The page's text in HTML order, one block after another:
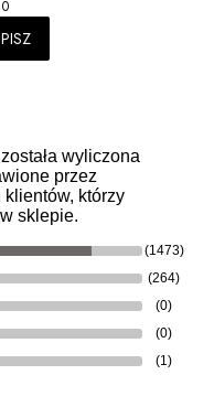
wyliczona
przez
którzy
sklepie.
(1473)
(264)
(0)
(0)
(1)